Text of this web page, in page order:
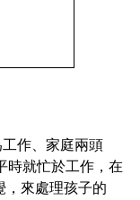
作、家庭兩頭
時就忙於工作，在
，來處理孩子的